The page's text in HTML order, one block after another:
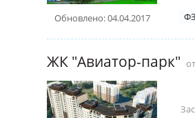
Обновлено: 04.04.2017
ЖК "Авиатор-парк" от